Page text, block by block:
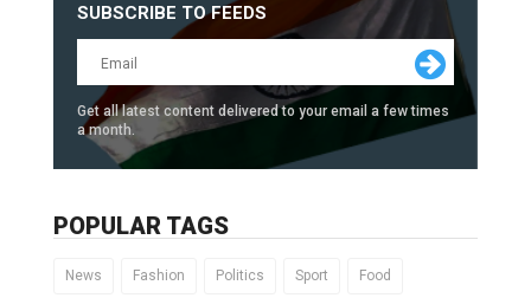
SUBSCRIBE TO FEEDS
Get all latest content delivered to your email a few times
a month.
POPULAR TAGS
News Fashion Politics Sport Food